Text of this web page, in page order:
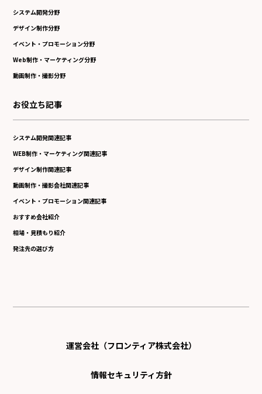
システム開発分野
デザイン制作分野
イベント・プロモーション分野
Web制作・マーケティング分野
動画制作・撮影分野
お役立ち記事
システム開発関連記事
WEB制作・マーケティング関連記事
デザイン制作関連記事
動画制作・撮影会社関連記事
イベント・プロモーション関連記事
おすすめ会社紹介
相場・見積もり紹介
発注先の選び方
運営会社（フロンティア株式会社）
情報セキュリティ方針